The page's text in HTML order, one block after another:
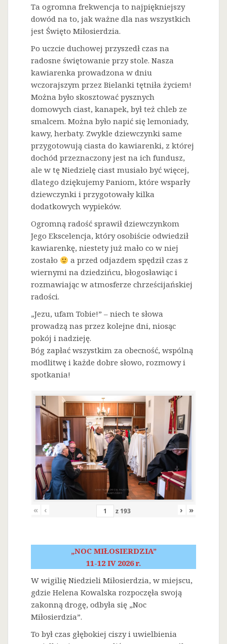
Ta ogromna frekwencja to najpiękniejszy
dowód na to, jak ważne dla nas wszystkich
jest Święto Miłosierdzia.
Po uczcie duchowej przyszedł czas na
radosne świętowanie przy stole. Nasza
kawiarenka prowadzona w dniu
wczorajszym przez Bielanki tętniła życiem!
Można było skosztować pysznych
domowych ciast, kanapek, był też chleb ze
smalcem. Można było napić się lemoniady,
kawy, herbaty. Zwykle dziewczynki same
przygotowują ciasta do kawiarenki, z której
dochód przeznaczony jest na ich fundusz,
ale w tę Niedzielę ciast musiało być więcej,
dlatego dziękujemy Paniom, które wsparły
dziewczynki i przygotowały kilka
dodatkowych wypieków.
Ogromną radość sprawił dziewczynkom
Jego Ekscelencja, który osobiście odwiedził
kawiarenkę, niestety już mało co w niej
zostało
a przed odjazdem spędził czas z
wiernymi na dziedzińcu, błogosławiąc i
rozmawiając w atmosferze chrześcijańskiej
radości.
„Jezu, ufam Tobie!” – niech te słowa
prowadzą nas przez kolejne dni, niosąc
pokój i nadzieję.
Bóg zapłać wszystkim za obecność, wspólną
modlitwę i każde dobre słowo, rozmowy i
spotkania!
« ‹ z 193 › »
„NOC MIŁOSIERDZIA”
11-12 IV 2026 r.
W wigilię Niedzieli Miłosierdzia, w miejscu,
gdzie Helena Kowalska rozpoczęła swoją
zakonną drogę, odbyła się „Noc
Miłosierdzia”.
To był czas głębokiej ciszy i uwielbienia